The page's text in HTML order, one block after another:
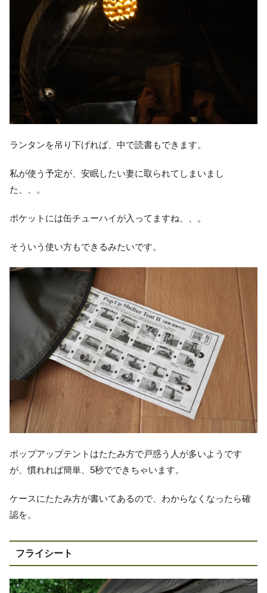
ランタンを吊り下げれば、中で読書もできます。
私が使う予定が、安眠したい妻に取られてしまいまし
た、、。
ポケットには缶チューハイが入ってますね、、。
そういう使い方もできるみたいです。
ポップアップテントはたたみ方で戸惑う人が多いようです
が、慣れれば簡単、5秒でできちゃいます。
ケースにたたみ方が書いてあるので、わからなくなったら確
認を。
フライシート